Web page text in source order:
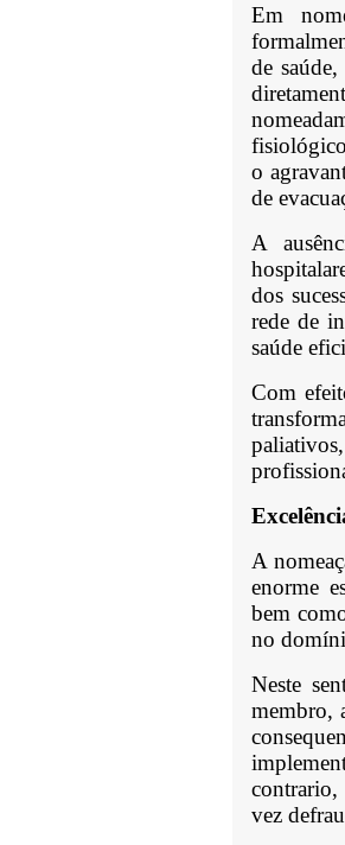
Em
de
o
de
A
dos
rede de
saúde
Com
A
enorme
bem
no
Neste
membro,
contrario,
vez